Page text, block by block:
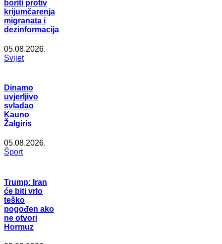
boriti protiv
krijumčarenja
migranata i
dezinformacija
05.08.2026.
Svijet
Dinamo
uvjerljivo
svladao
Kauno
Žalgiris
05.08.2026.
Šport
Trump: Iran
će biti vrlo
teško
pogođen ako
ne otvori
Hormuz